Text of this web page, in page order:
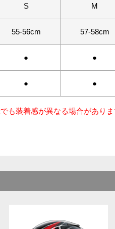
S M
55-56cm 57-58cm
● ●
● ●
装着感が異なる場合があり